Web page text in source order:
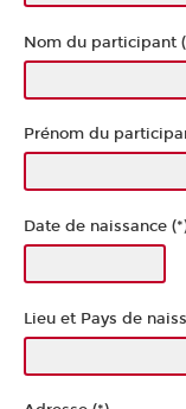
Nom du participant
Prénom du
Date de naissance
Lieu et Pays de